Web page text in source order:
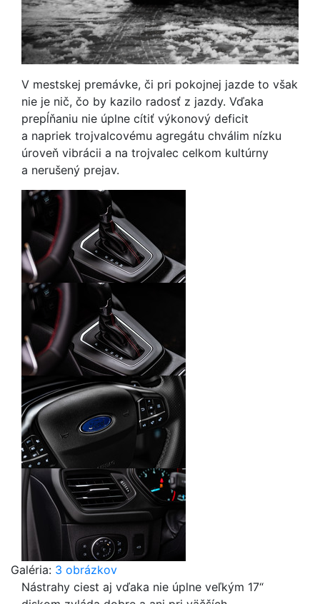
V mestskej premávke, či pri pokojnej jazde to však
nie je nič, čo by kazilo radosť z jazdy. Vďaka
prepĺňaniu nie úplne cítiť výkonový deficit
a napriek trojvalcovému agregátu chválim nízku
úroveň vibrácii a na trojvalec celkom kultúrny
a nerušený prejav.
Galéria: 3 obrázkov
Nástrahy ciest aj vďaka nie úplne veľkým 17“